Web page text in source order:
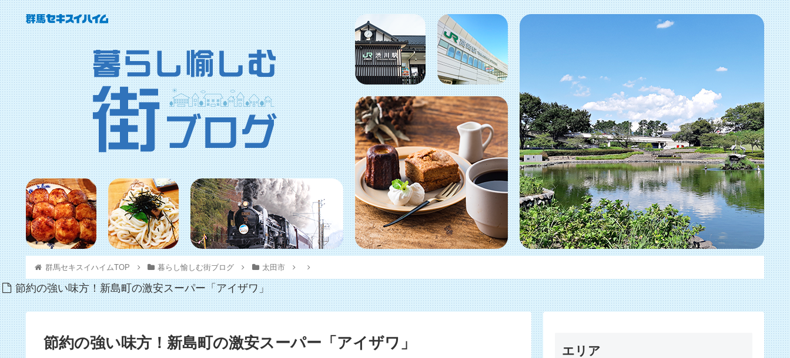
群馬セキスイハイムTOP 暮らし愉しむ街ブログ 太田市
節約の強い味方！新島町の激安スーパー「アイザワ」
節約の強い味方！新島町の激安スーパー「アイザワ」 エリア